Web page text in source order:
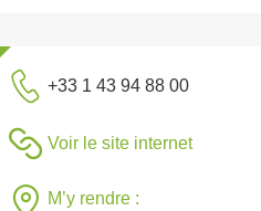
+33 1 43 94 88 00
Voir le site internet
M’y rendre :